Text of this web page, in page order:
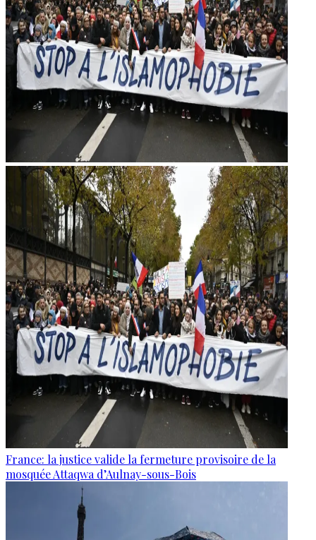
France: la justice valide la fermeture provisoire de la
mosquée Attaqwa d’Aulnay-sous-Bois